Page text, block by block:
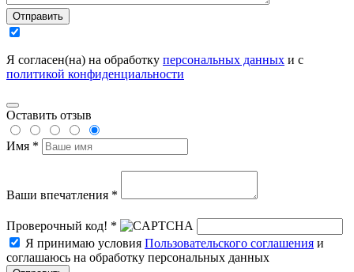
Отправить
Я согласен(на) на обработку персональных данных и с
политикой конфиденциальности
Оставить отзыв
Имя *
Ваши впечатления *
Проверочный код! *
Я принимаю условия Пользовательского соглашения и
соглашаюсь на обработку персональных данных